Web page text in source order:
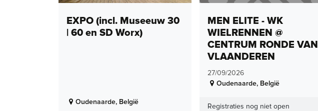
EXPO (incl. Museeuw 30
| 60 en SD Worx)
Oudenaarde, België
MEN ELITE - WK
WIELRENNEN @
CENTRUM RONDE VAN
VLAANDEREN
27/09/2026
Oudenaarde, België
Registraties nog niet open